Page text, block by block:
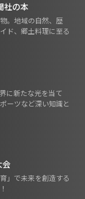
社の本
。地域の自然、歴
ド、郷土料理に至る
に新たな光を当て
ーツなど深い知識と
会
」で未来を創造する